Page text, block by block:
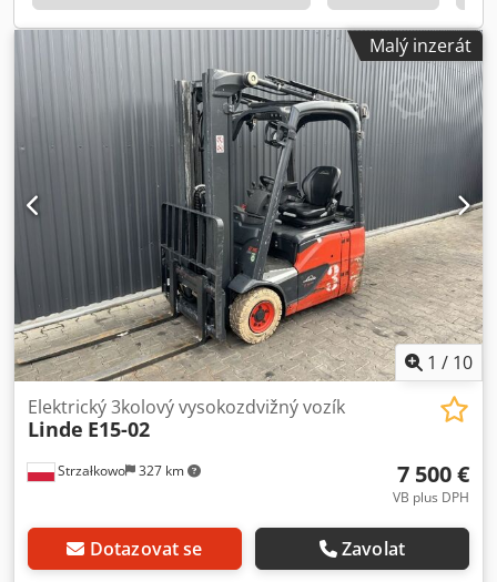
Malý inzerát
1 / 10
Strzałkowo 327 km
Elektrický 3kolový vysokozdvižný vozík
Linde E15-02
7 500 €
VB plus DPH
Dotazovat se Zavolat